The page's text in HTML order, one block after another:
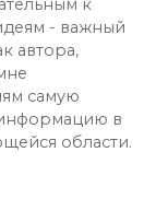
к
- важный
автора,
самую
в
области.